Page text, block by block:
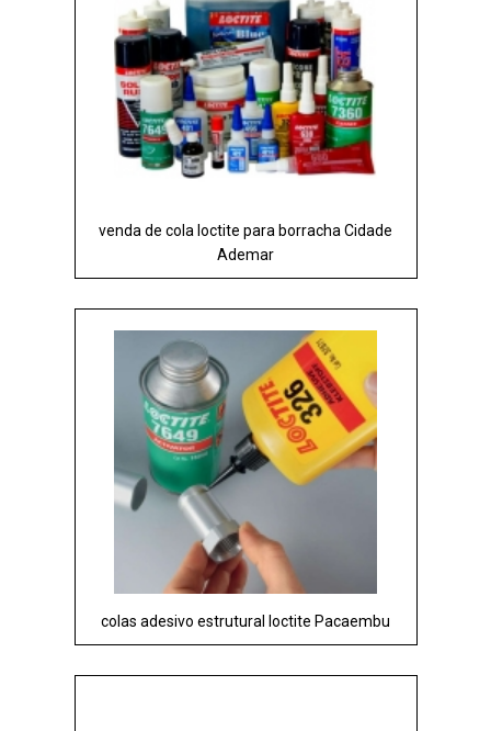
venda de cola loctite para borracha Cidade
Ademar
colas adesivo estrutural loctite Pacaembu